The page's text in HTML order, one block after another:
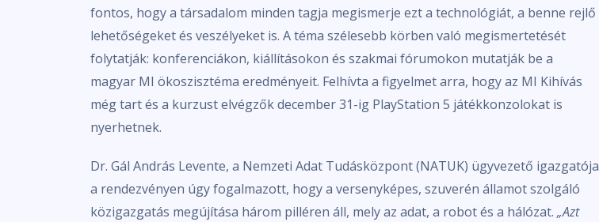
fontos, hogy a társadalom minden tagja megismerje ezt a technológiát, a benne rejlő
lehetőségeket és veszélyeket is. A téma szélesebb körben való megismertetését
folytatják: konferenciákon, kiállításokon és szakmai fórumokon mutatják be a
magyar MI ökoszisztéma eredményeit. Felhívta a figyelmet arra, hogy az MI Kihívás
még tart és a kurzust elvégzők december 31-ig PlayStation 5 játékkonzolokat is
nyerhetnek.
Dr. Gál András Levente, a Nemzeti Adat Tudásközpont (NATUK) ügyvezető igazgatója
a rendezvényen úgy fogalmazott, hogy a versenyképes, szuverén államot szolgáló
közigazgatás megújítása három pilléren áll, mely az adat, a robot és a hálózat. „Azt